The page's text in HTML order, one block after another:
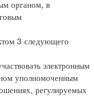
органом, в
3 следующего
электронным
уполномоченным
регулируемых